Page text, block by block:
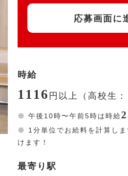
応募画面に
時給
1116 円 以上（高校生：
※ 午後10時〜午前5時は時給
※ 1分単位でお給料を計算し
けます！
最寄り駅